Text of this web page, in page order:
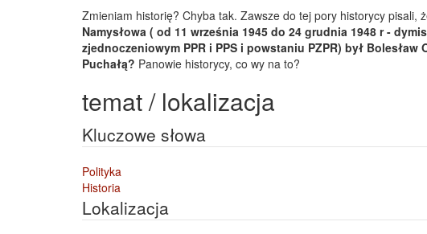
Zmieniam historię? Chyba tak. Zawsze do tej pory historycy pisali,
Namysłowa ( od 11 września 1945 do 24 grudnia 1948 r -
zjednoczeniowym PPR i PPS i powstaniu PZPR) był Bolesław
Puchałą? Panowie historycy, co wy na to?
temat / lokalizacja
Kluczowe słowa
Polityka
Historia
Lokalizacja